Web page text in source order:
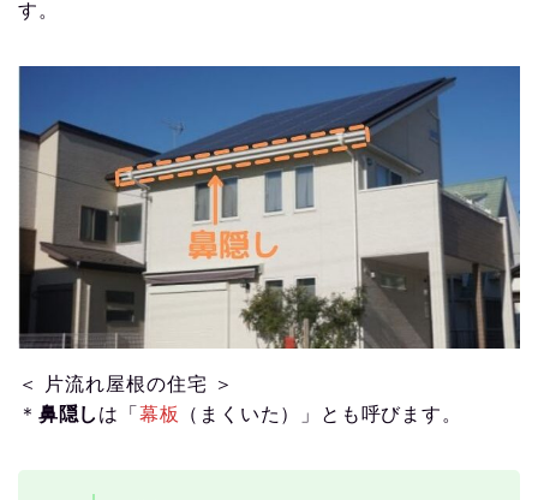
す。
＜ 片流れ屋根の住宅 ＞
＊ 鼻隠し は「 幕板 （まくいた）」とも呼びます。